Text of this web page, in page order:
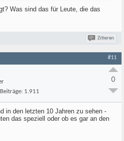
Was sind das für Leute, die das
Zitieren
#11
Beiträge: 1.911
0
in den letzten 10 Jahren zu sehen -
das speziell oder ob es gar an den